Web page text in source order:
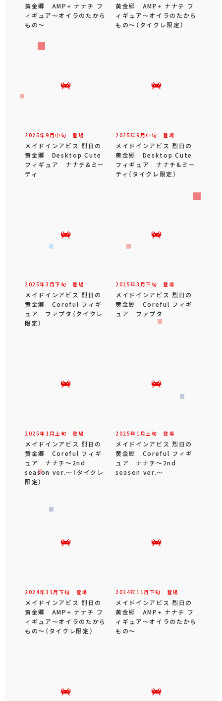
黄金郷 AMP+ ナナチ フ
ィギュア～オイラのたから
もの～
黄金郷 AMP+ ナナチ フ
ィギュア～オイラのたから
もの～（タイクレ限定）
2025年9 月中旬 登場
メイドインアビス 烈日の
黄金郷 Desktop Cute
フィギュア ナナチ&ミー
ティ
2025年9 月中旬 登場
メイドインアビス 烈日の
黄金郷 Desktop Cute
フィギュア ナナチ&ミー
ティ（タイクレ限定）
2025年3 月下旬 登場
メイドインアビス 烈日の
黄金郷 Coreful フィギ
ュア ファプタ（タイクレ
限定）
2025年3 月下旬 登場
メイドインアビス 烈日の
黄金郷 Coreful フィギ
ュア ファプタ
2025年 1 月 上旬 登場
メイドインアビス 烈日の
黄金郷 Coreful フィギ
ュア ナナチ～2nd
season ver.～（タイクレ
限定）
2025年 1 月 上旬 登場
メイドインアビス 烈日の
黄金郷 Coreful フィギ
ュア ナナチ～2nd
season ver.～
2024年 11 月 下旬 登場
メイドインアビス 烈日の
黄金郷 AMP+ ナナチ フ
ィギュア～オイラのたから
もの～（タイクレ限定）
2024年 11 月 下旬 登場
メイドインアビス 烈日の
黄金郷 AMP+ ナナチ フ
ィギュア～オイラのたから
もの～